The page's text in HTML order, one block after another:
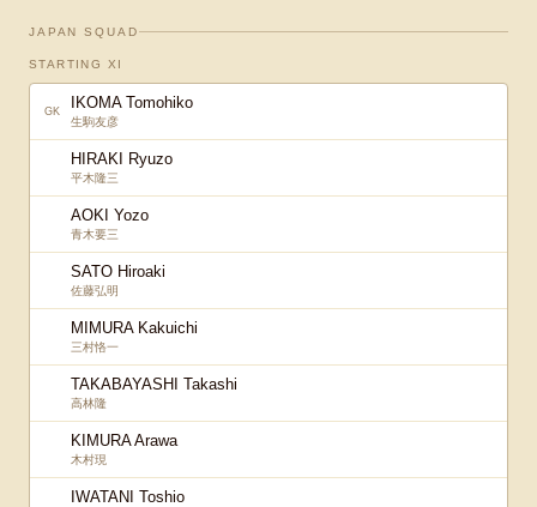
JAPAN SQUAD
STARTING XI
GK IKOMA Tomohiko
生駒友彦
HIRAKI Ryuzo
平木隆三
AOKI Yozo
青木要三
SATO Hiroaki
佐藤弘明
MIMURA Kakuichi
三村恪一
TAKABAYASHI Takashi
高林隆
KIMURA Arawa
木村現
IWATANI Toshio